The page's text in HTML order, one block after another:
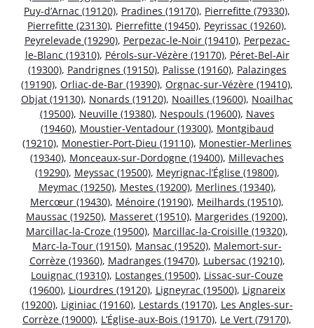
Puy-d’Arnac (19120), Pradines (19170), Pierrefitte (79330),
Pierrefitte (23130), Pierrefitte (19450), Peyrissac (19260),
Peyrelevade (19290), Perpezac-le-Noir (19410), Perpezac-
le-Blanc (19310), Pérols-sur-Vézère (19170), Péret-Bel-Air
(19300), Pandrignes (19150), Palisse (19160), Palazinges
(19190), Orliac-de-Bar (19390), Orgnac-sur-Vézère (19410),
Objat (19130), Nonards (19120), Noailles (19600), Noailhac
(19500), Neuville (19380), Nespouls (19600), Naves
(19460), Moustier-Ventadour (19300), Montgibaud
(19210), Monestier-Port-Dieu (19110), Monestier-Merlines
(19340), Monceaux-sur-Dordogne (19400), Millevaches
(19290), Meyssac (19500), Meyrignac-l’Église (19800),
Meymac (19250), Mestes (19200), Merlines (19340),
Mercœur (19430), Ménoire (19190), Meilhards (19510),
Maussac (19250), Masseret (19510), Margerides (19200),
Marcillac-la-Croze (19500), Marcillac-la-Croisille (19320),
Marc-la-Tour (19150), Mansac (19520), Malemort-sur-
Corrèze (19360), Madranges (19470), Lubersac (19210),
Louignac (19310), Lostanges (19500), Lissac-sur-Couze
(19600), Liourdres (19120), Ligneyrac (19500), Lignareix
(19200), Liginiac (19160), Lestards (19170), Les Angles-sur-
Corrèze (19000), L’Église-aux-Bois (19170), Le Vert (79170),